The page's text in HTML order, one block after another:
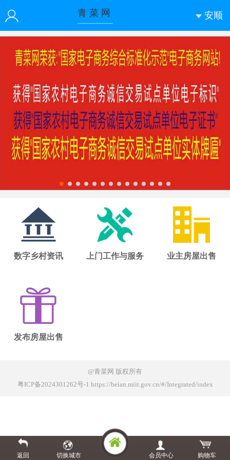
安顺
青 菜 网
登录
注册 微信快速登录
数字乡村资讯 上门工作与服务 业主房屋出售
发布房屋出售
@青菜网 版权所有
粤ICP备2024301262号-1 https://beian.miit.gov.cn/#/Integrated/index
返回 切换城市 会员中心 购物车